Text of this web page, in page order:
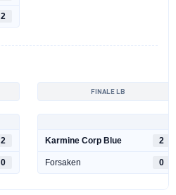
2
FINALE LB
2
0
Karmine Corp Blue 2
Forsaken 0